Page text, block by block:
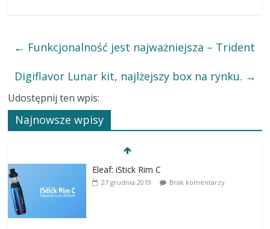
← Funkcjonalność jest najważniejsza – Trident
Digiflavor Lunar kit, najlżejszy box na rynku. →
Udostępnij ten wpis:
Najnowsze wpisy
Eleaf: iStick Rim C
27 grudnia 2019 Brak komentarzy